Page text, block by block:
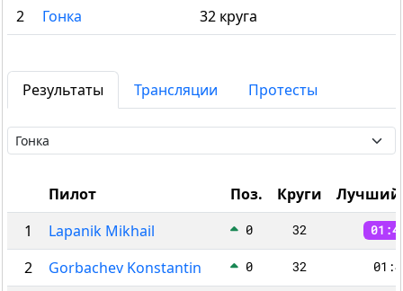
2
Гонка 32 круга
Результаты Трансляции Протесты
Пилот Поз. Круги
Лучший
1
Lapanik Mikhail 0 32
2 Gorbachev Konstantin 0 32